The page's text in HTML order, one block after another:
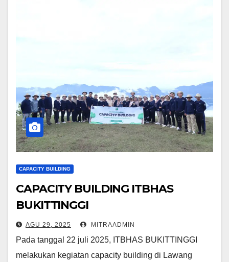
CAPACITY BUILDING
CAPACITY BUILDING ITBHAS
BUKITTINGGI
AGU 29, 2025 MITRAADMIN
Pada tanggal 22 juli 2025, ITBHAS BUKITTINGGI
melakukan kegiatan capacity building di Lawang